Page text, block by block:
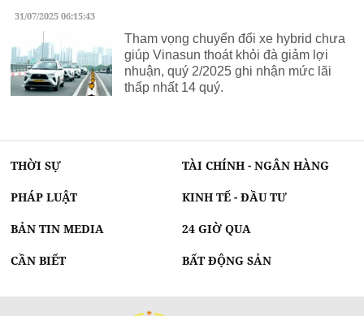
31/07/2025 06:15:43
Tham vọng chuyển đổi xe hybrid chưa
giúp Vinasun thoát khỏi đà giảm lợi
nhuận, quý 2/2025 ghi nhận mức lãi
thấp nhất 14 quý.
THỜI SỰ TÀI CHÍNH - NGÂN HÀNG
PHÁP LUẬT KINH TẾ - ĐẦU TƯ
BẢN TIN MEDIA 24 GIỜ QUA
CẦN BIẾT BẤT ĐỘNG SẢN